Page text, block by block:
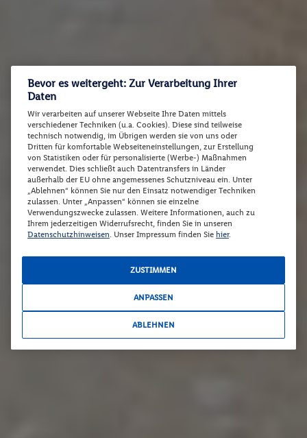
Bevor es weitergeht: Zur Verarbeitung Ihrer
Daten
Wir verarbeiten auf unserer Webseite Ihre Daten mittels
verschiedener Techniken (u.a. Cookies). Diese sind teilweise
technisch notwendig, im Übrigen werden sie von uns oder
Dritten für komfortable Webseiteneinstellungen, zur Erstellung
von Statistiken oder für personalisierte (Werbe-) Maßnahmen
verwendet. Dies schließt auch Datentransfers in Länder
außerhalb der EU ohne angemessenes Schutzniveau ein. Unter
„Ablehnen“ können Sie nur den Einsatz notwendiger Techniken
zulassen. Unter „Anpassen“ können sie einzelne
Verwendungszwecke zulassen. Weitere Informationen, auch zu
Ihrem jederzeitigen Widerrufsrecht, finden Sie in unseren
Datenschutzhinweisen . Unser Impressum finden Sie hier.
ZUSTIMMEN
ANPASSEN
ABLEHNEN